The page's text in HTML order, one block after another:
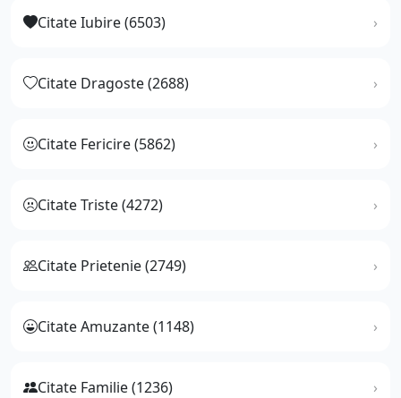
Citate Iubire (6503)
Citate Dragoste (2688)
Citate Fericire (5862)
Citate Triste (4272)
Citate Prietenie (2749)
Citate Amuzante (1148)
Citate Familie (1236)